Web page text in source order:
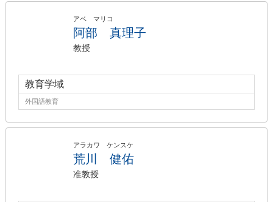
アベ マリコ
阿部 真理子
教授
教育学域
外国語教育
アラカワ ケンスケ
荒川 健佑
准教授